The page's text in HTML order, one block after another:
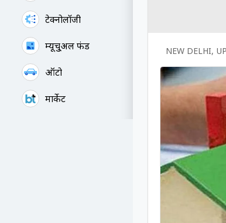
टेक्नोलॉजी
म्यूचु्अल फंड
ऑटो
मार्केट
NEW DELHI,